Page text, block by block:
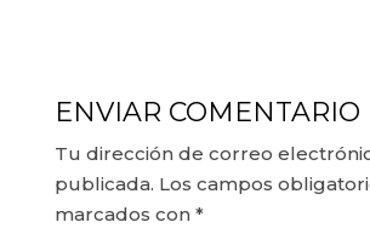
ENVIAR COMENTARIO
Tu dirección de correo
publicada. Los campos
marcados con *